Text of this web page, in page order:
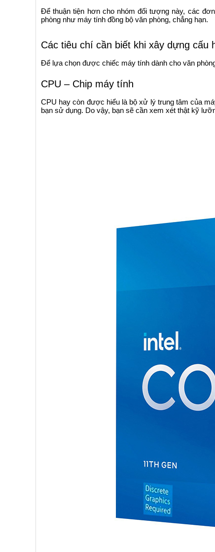
Để thuận tiện hơn cho nhóm đối tượng này, các
phòng như máy tính đồng bộ văn phòng, chẳng hạn.
Các tiêu chí cần biết khi xây dựng cấu
Để lựa chọn được chiếc máy tính dành cho văn
CPU – Chip máy tính
CPU hay còn được hiểu là bộ xử lý trung tâm của
bạn sử dụng. Do vậy, bạn sẽ cần xem xét thật kỹ